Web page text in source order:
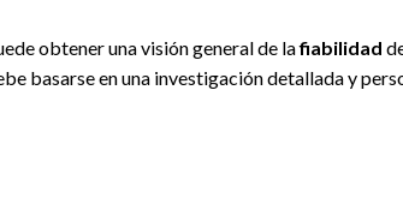
obtener una visión general de lafiabilidad
basarse en una investigación detallada y